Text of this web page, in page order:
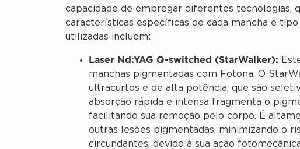
capacidade de empregar diferentes tecnologias,
características específicas de cada mancha e
utilizadas incluem:
Laser Nd:YAG Q-switched (StarWalker):
manchas pigmentadas com Fotona. O
ultracurtos e de alta potência, que são
absorção rápida e intensa fragmenta o
facilitando sua remoção pelo corpo. É
outras lesões pigmentadas, minimizando o
circundantes, devido à sua ação